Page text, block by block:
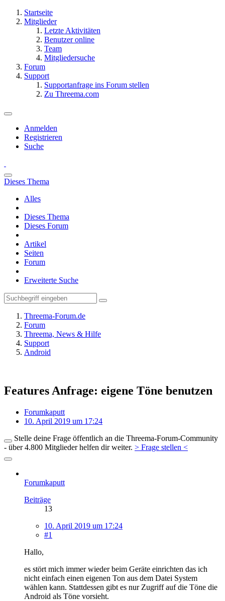
Startseite
Mitglieder
Letzte Aktivitäten
Benutzer online
Team
Mitgliedersuche
Forum
Support
Supportanfrage ins Forum stellen
Zu Threema.com
Anmelden
Registrieren
Suche
Dieses Thema
Alles
Dieses Thema
Dieses Forum
Artikel
Seiten
Forum
Erweiterte Suche
Threema-Forum.de
Forum
Threema, News & Hilfe
Support
Android
Features Anfrage: eigene Töne benutzen
Forumkaputt
10. April 2019 um 17:24
Stelle deine Frage öffentlich an die Threema-Forum-Community
- über 4.800 Mitglieder helfen dir weiter. > Frage stellen <
Forumkaputt
Beiträge
13
10. April 2019 um 17:24
#1
Hallo,
es stört mich immer wieder beim Geräte einrichten das ich
nicht einfach einen eigenen Ton aus dem Datei System
wählen kann. Stattdessen gibt es nur Zugriff auf die Töne die
Android als Töne vorsieht.